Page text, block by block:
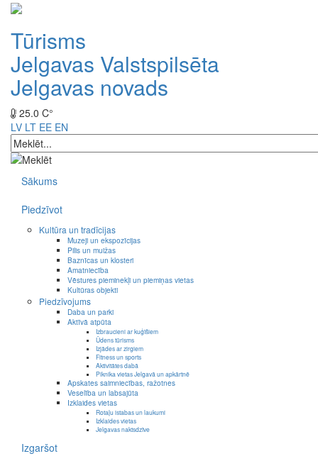
Tūrisms
Jelgavas Valstspilsēta
Jelgavas novads
25.0 C°
LV LT EE EN
Sākums
Piedzīvot
Kultūra un tradīcijas
Muzeji un ekspozīcijas
Pilis un muižas
Baznīcas un klosteri
Amatniecība
Vēstures pieminekļi un piemiņas vietas
Kultūras objekti
Piedzīvojums
Daba un parki
Aktīvā atpūta
Izbraucieni ar kuģīšiem
Ūdens tūrisms
Izjādes ar zirgiem
Fitness un sports
Aktivitātes dabā
Piknika vietas Jelgavā un apkārtnē
Apskates saimniecības, ražotnes
Veselība un labsajūta
Izklaides vietas
Rotaļu istabas un laukumi
Izklaides vietas
Jelgavas naktsdzīve
Izgaršot